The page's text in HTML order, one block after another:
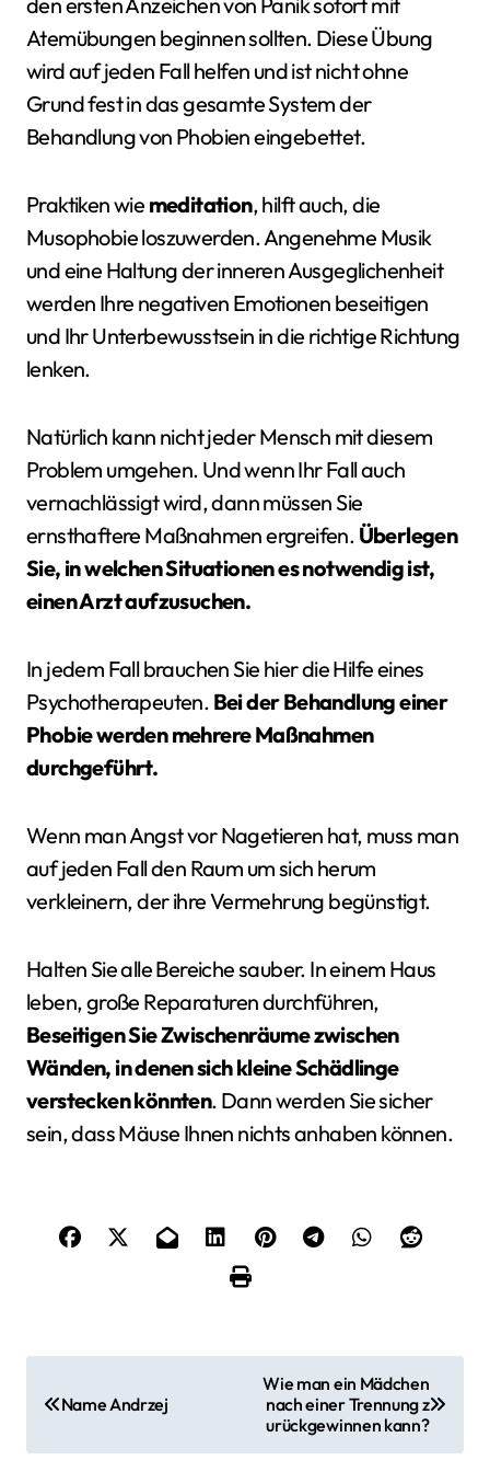
Atemübungen beginnen sollten. Diese Übung
wird auf jeden Fall helfen und ist nicht ohne
Grund fest in das gesamte System der
Behandlung von Phobien eingebettet.
Praktiken wie meditation, hilft auch, die
Musophobie loszuwerden. Angenehme Musik
und eine Haltung der inneren Ausgeglichenheit
werden Ihre negativen Emotionen beseitigen
und Ihr Unterbewusstsein in die richtige Richtung
lenken.
Natürlich kann nicht jeder Mensch mit diesem
Problem umgehen. Und wenn Ihr Fall auch
vernachlässigt wird, dann müssen Sie
ernsthaftere Maßnahmen ergreifen. Überlegen
Sie, in welchen Situationen es notwendig ist,
einen Arzt aufzusuchen.
In jedem Fall brauchen Sie hier die Hilfe eines
Psychotherapeuten. Bei der Behandlung einer
Phobie werden mehrere Maßnahmen
durchgeführt.
Wenn man Angst vor Nagetieren hat, muss man
auf jeden Fall den Raum um sich herum
verkleinern, der ihre Vermehrung begünstigt.
Halten Sie alle Bereiche sauber. In einem Haus
leben, große Reparaturen durchführen,
Beseitigen Sie Zwischenräume zwischen
Wänden, in denen sich kleine Schädlinge
verstecken könnten. Dann werden Sie sicher
sein, dass Mäuse Ihnen nichts anhaben können.
Name Andrzej
Wie man ein Mädchen
nach einer Trennung z
urückgewinnen kann?